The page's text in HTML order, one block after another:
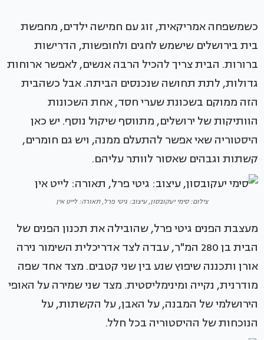
כשמשפחה אמריקאית, זוג עם חמישה ילדים, מחפשת
בית בירושלים שישמש לחגים ולחופשות, הדרישות
ברורות. הבית צריך להכיל הרבה אנשים, לאפשר ארוחות
גדולות, לתת תחושה שנכנסים הביתה. אבל כשהבית
הזה ממוקם בשכונת שערי חסד, אחת השכונות
הוותיקות של ירושלים, מתווסף שיקול נוסף. יש כאן
היסטוריה שאי אפשר להתעלם ממנה, ויש גם חומרים,
קשתות וגבהים שאסור לוותר עליהם.
צילום: סימי יעקובסון, עיצוב: גיטי פרל, תאורה: לייט אין
מעצבת הפנים גיטי פרל, שהובילה את תכנון הפנים של
הבית בן 280 המ"ר, עבדה לצד אדריכלית השימור נירה
אורן ותכננה שיפוץ שנע בין שני קטבים. מצד אחד שפה
מודרנית, נקייה ומינימליסטית. מצד שני שמירה על האופי
הירושלמי של המבנה, על האבן, על הקשתות, על
הנוכחות של ההיסטוריה בכל חלל.